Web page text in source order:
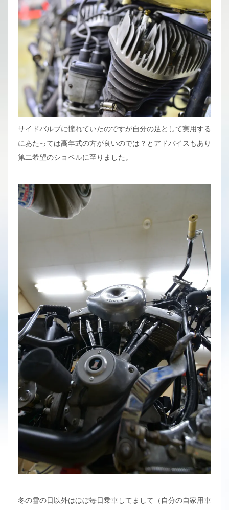
サイドバルブに憧れていたのですが自分の足として実用する
にあたっては高年式の方が良いのでは？とアドバイスもあり
第二希望のショベルに至りました。
冬の雪の日以外はほぼ毎日乗車してまして（自分の自家用車